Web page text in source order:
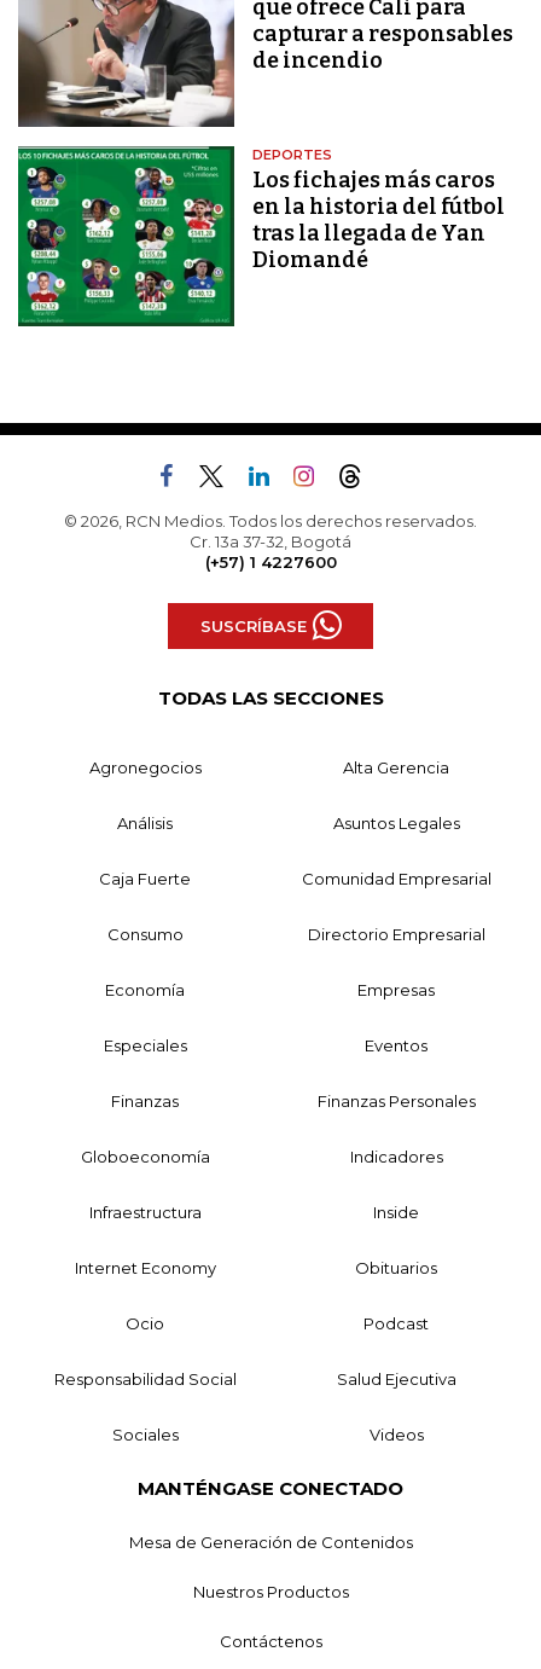
que ofrece Cali para
capturar a responsables
de incendio
DEPORTES
Los fichajes más caros
en la historia del fútbol
tras la llegada de Yan
Diomandé
© 2026, RCN Medios. Todos los derechos reservados.
Cr. 13a 37-32, Bogotá
(+57) 1 4227600
SUSCRÍBASE
TODAS LAS SECCIONES
Agronegocios Alta Gerencia
Análisis Asuntos Legales
Caja Fuerte Comunidad Empresarial
Consumo Directorio Empresarial
Economía Empresas
Especiales Eventos
Finanzas Finanzas Personales
Globoeconomía Indicadores
Infraestructura Inside
Internet Economy Obituarios
Ocio Podcast
Responsabilidad Social Salud Ejecutiva
Sociales Videos
MANTÉNGASE CONECTADO
Mesa de Generación de Contenidos
Nuestros Productos
Contáctenos